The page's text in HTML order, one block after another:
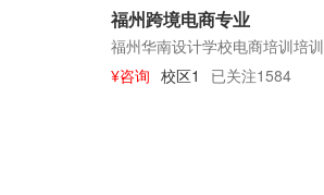
福州跨境电商专业
福州华南设计学校电商培训培训
¥咨询 校区1 已关注1584